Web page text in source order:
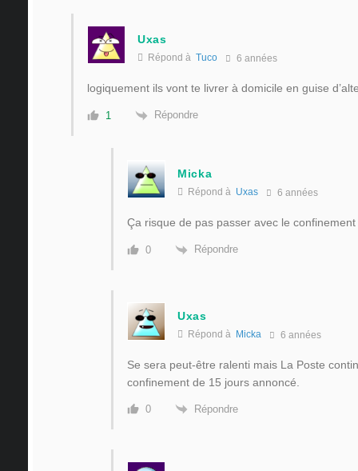
Uxas
Répond à Tuco 6 années
logiquement ils vont te livrer à domicile en guise
1 Répondre
Micka
Répond à Uxas 6 années
Ça risque de pas passer avec le
0 Répondre
Uxas
Répond à Micka 6 années
Se sera peut-être ralenti mais La Poste
confinement de 15 jours annoncé.
0 Répondre